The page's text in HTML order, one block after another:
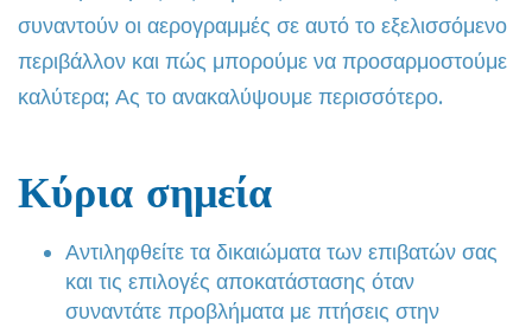
συναντούν οι αερογραμμές σε αυτό το εξελισσόμενο
περιβάλλον και πώς μπορούμε να προσαρμοστούμε
καλύτερα; Ας το ανακαλύψουμε περισσότερο.
Κύρια σημεία
Αντιληφθείτε τα δικαιώματα των επιβατών σας
και τις επιλογές αποκατάστασης όταν
συναντάτε προβλήματα με πτήσεις στην